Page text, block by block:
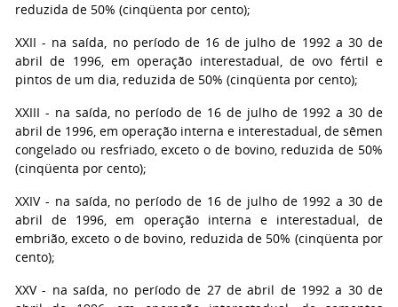
reduzida de 50% (cinqüenta por cento);
XXII - na saída, no período de 16 de julho de 1992 a 30 de
abril de 1996, em operação interestadual, de ovo fértil e
pintos de um dia, reduzida de 50% (cinqüenta por cento);
XXIII - na saída, no período de 16 de julho de 1992 a 30 de
abril de 1996, em operação interna e interestadual, de sêmen
congelado ou resfriado, exceto o de bovino, reduzida de 50%
(cinqüenta por cento);
XXIV - na saída, no período de 16 de julho de 1992 a 30 de
abril de 1996, em operação interna e interestadual, de
embrião, exceto o de bovino, reduzida de 50% (cinqüenta por
cento);
XXV - na saída, no período de 27 de abril de 1992 a 30 de